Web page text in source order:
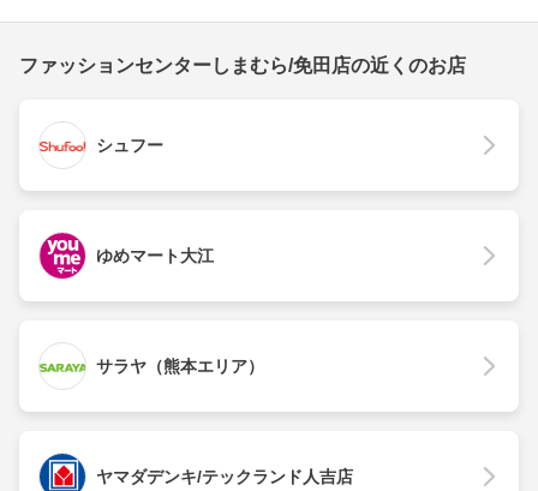
ファッションセンターしまむら/免田店の近くのお店
シュフー
ゆめマート大江
サラヤ（熊本エリア）
ヤマダデンキ/テックランド人吉店